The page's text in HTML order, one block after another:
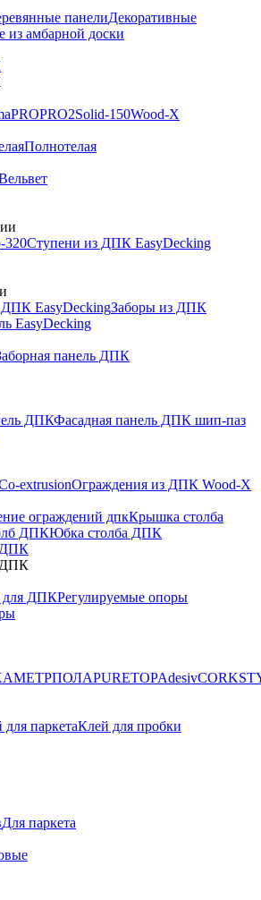
панелиДекоративные
из амбарной доски
PROPRO2Solid-150Wood-X
Полнотелая
320Ступени из ДПК EasyDecking
ДПК EasyDeckingЗаборы из ДПК
EasyDecking
панель ДПК
ДПКФасадная панель ДПК шип-паз
extrusionОграждения из ДПК Wood-X
ограждений дпкКрышка столба
ДПКЮбка столба ДПК
ДПК
ДПК
для ДПКРегулируемые опоры
МЕТРПОЛАPURETOPAdesiv
для паркетаКлей для пробки
Для паркета